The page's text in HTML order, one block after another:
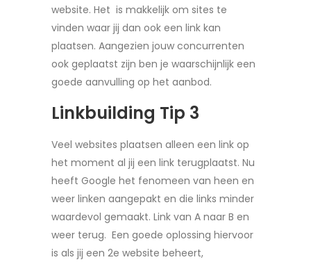
website. Het is makkelijk om sites te
vinden waar jij dan ook een link kan
plaatsen. Aangezien jouw concurrenten
ook geplaatst zijn ben je waarschijnlijk een
goede aanvulling op het aanbod.
Linkbuilding Tip 3
Veel websites plaatsen alleen een link op
het moment al jij een link terugplaatst. Nu
heeft Google het fenomeen van heen en
weer linken aangepakt en die links minder
waardevol gemaakt. Link van A naar B en
weer terug. Een goede oplossing hiervoor
is als jij een 2e website beheert,